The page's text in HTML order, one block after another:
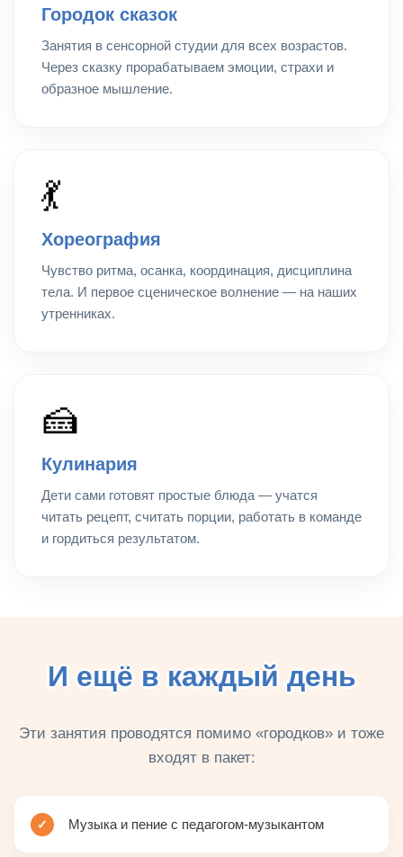
Городок сказок
Занятия в сенсорной студии для всех возрастов.
Через сказку прорабатываем эмоции, страхи и
образное мышление.
💃
Хореография
Чувство ритма, осанка, координация, дисциплина
тела. И первое сценическое волнение — на наших
утренниках.
🍰
Кулинария
Дети сами готовят простые блюда — учатся
читать рецепт, считать порции, работать в команде
и гордиться результатом.
И ещё в каждый день
Эти занятия проводятся помимо «городков» и тоже
входят в пакет:
Музыка и пение с педагогом-музыкантом